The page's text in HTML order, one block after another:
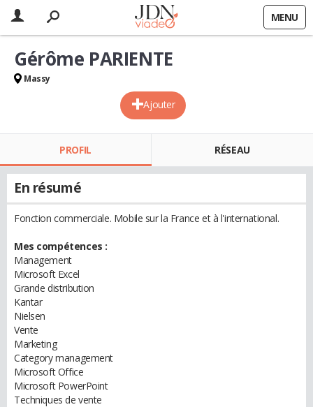
MENU
Ajouter
Gérôme PARIENTE
Massy
PROFIL RÉSEAU
En résumé
Fonction commerciale. Mobile sur la France et à l'international.
Mes compétences :
Management
Microsoft Excel
Grande distribution
Kantar
Nielsen
Vente
Marketing
Category management
Microsoft Office
Microsoft PowerPoint
Techniques de vente